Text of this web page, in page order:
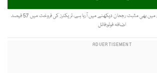
زراعت سے وابستہ دیگر شعبوں میں بھی مثبت رجحان دیکھنے میں آرہا ہے، ٹریکٹرز کی فروخت میں 57 فیصد
اضافہ فوٹو:فائل